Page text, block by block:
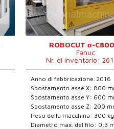
ROBOCUT α-
Fanuc
Nr. di inventario:
Anno di fabbricazione:2016
Spostamento asse X: 800
Spostamento asse Y: 600
Spostamento asse Z: 200
Peso della macchina: 300 kg
Diametro max. del filo: 0,3